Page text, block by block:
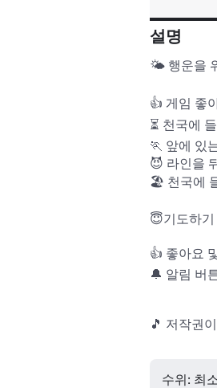
설명
🌤️ 행운을
👍 게임 좋
⏳ 천국에
🏃 앞에 있
😈 라인을
🏖️ 천국에
😇기도하
👍 좋아요
🔔 알림 버
🎵 저작권
수위: 최